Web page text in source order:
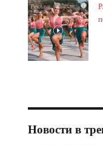
i
Новости в